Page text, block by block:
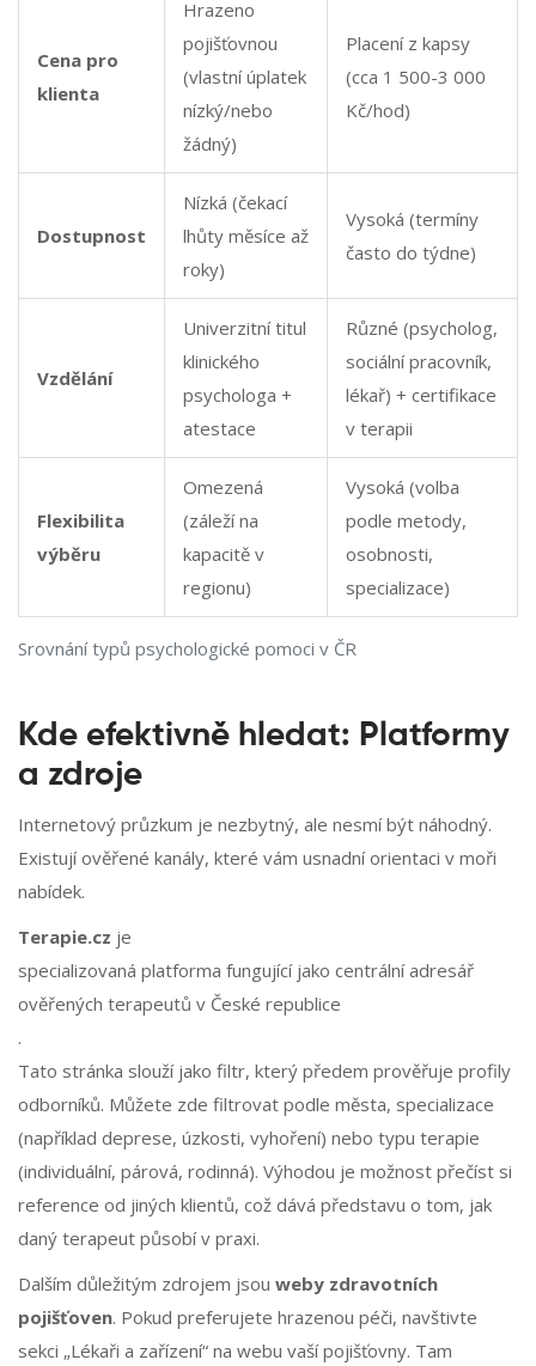
Srovnání typů psychologické pomoci v ČR
Cena pro
klienta
Hrazeno
pojišťovnou
(vlastní úplatek
nízký/nebo
žádný)
Placení z kapsy
(cca 1 500-3 000
Kč/hod)
Dostupnost
Nízká (čekací
lhůty měsíce až
roky)
Vysoká (termíny
často do týdne)
Vzdělání
Univerzitní titul
klinického
psychologa +
atestace
Různé (psycholog,
sociální pracovník,
lékař) + certifikace
v terapii
Flexibilita
výběru
Omezená
(záleží na
kapacitě v
regionu)
Vysoká (volba
podle metody,
osobnosti,
specializace)
Kde efektivně hledat: Platformy
a zdroje
Internetový průzkum je nezbytný, ale nesmí být náhodný.
Existují ověřené kanály, které vám usnadní orientaci v moři
nabídek.
Terapie.cz je
specializovaná platforma fungující jako centrální adresář
ověřených terapeutů v České republice
.
Tato stránka slouží jako filtr, který předem prověřuje profily
odborníků. Můžete zde filtrovat podle města, specializace
(například deprese, úzkosti, vyhoření) nebo typu terapie
(individuální, párová, rodinná). Výhodou je možnost přečíst si
reference od jiných klientů, což dává představu o tom, jak
daný terapeut působí v praxi.
Dalším důležitým zdrojem jsou weby zdravotních
pojišťoven. Pokud preferujete hrazenou péči, navštivte
sekci „Lékaři a zařízení“ na webu vaší pojišťovny. Tam